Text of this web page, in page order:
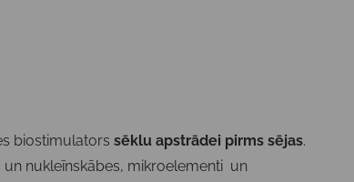
biostimulators sēklu apstrādei pirms sējas.
nukleīnskābes, mikroelementi un